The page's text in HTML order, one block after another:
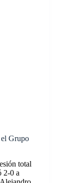
el Grupo
total
2-0 a